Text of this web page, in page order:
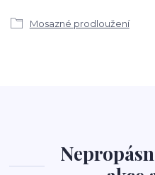
Mosazné prodloužení